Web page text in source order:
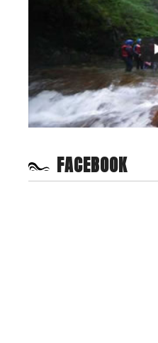
FACEBOOK